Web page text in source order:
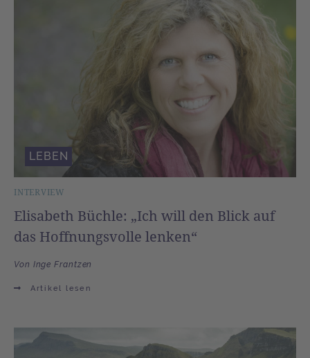
INTERVIEW
Elisabeth Büchle: „Ich will den Blick auf
das Hoffnungsvolle lenken“
Von Inge Frantzen
Artikel lesen
LEBEN